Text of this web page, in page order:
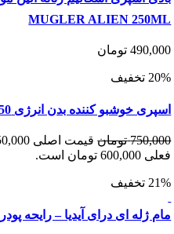
MUGLER ALIEN
تومان
کننده بدن انرژی 150 میلی لیتر مالیزیا
تومان قیمت اصلی 750,000 تومان بود.
است.
ای درای آیدیا – رایحه پودر بچه (85 گرم)